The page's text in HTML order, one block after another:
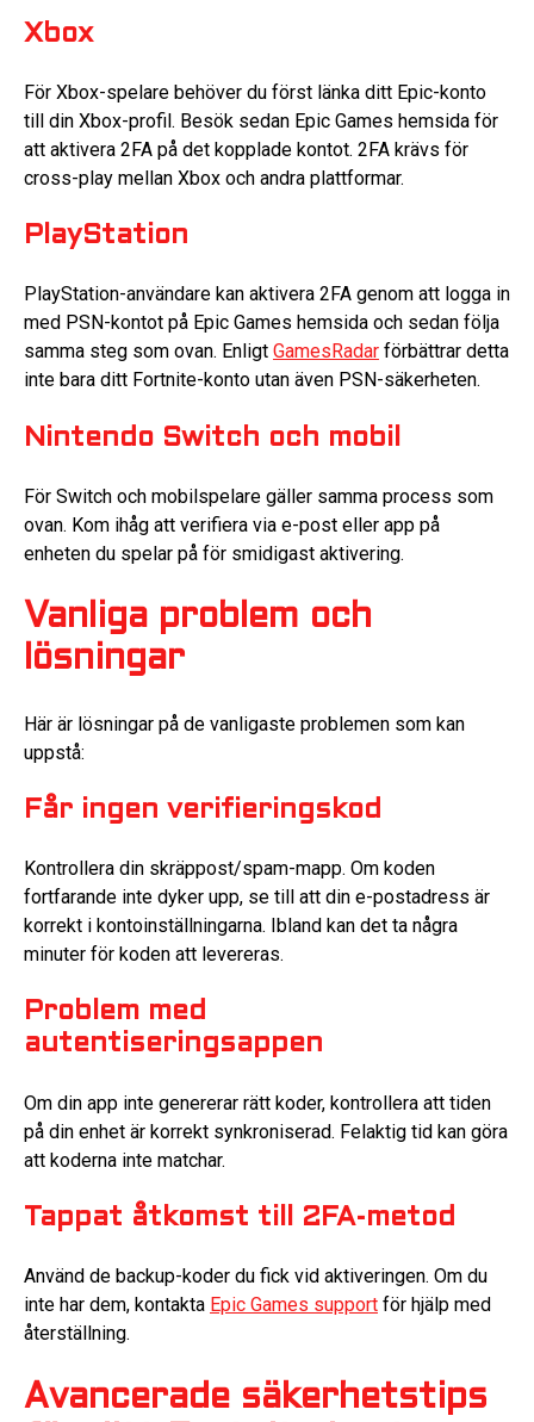
Xbox
För Xbox-spelare behöver du först länka ditt Epic-konto
till din Xbox-profil. Besök sedan Epic Games hemsida för
att aktivera 2FA på det kopplade kontot. 2FA krävs för
cross-play mellan Xbox och andra plattformar.
PlayStation
PlayStation-användare kan aktivera 2FA genom att logga in
med PSN-kontot på Epic Games hemsida och sedan följa
samma steg som ovan. Enligt GamesRadar förbättrar detta
inte bara ditt Fortnite-konto utan även PSN-säkerheten.
Nintendo Switch och mobil
För Switch och mobilspelare gäller samma process som
ovan. Kom ihåg att verifiera via e-post eller app på
enheten du spelar på för smidigast aktivering.
Vanliga problem och
lösningar
Här är lösningar på de vanligaste problemen som kan
uppstå:
Får ingen verifieringskod
Kontrollera din skräppost/spam-mapp. Om koden
fortfarande inte dyker upp, se till att din e-postadress är
korrekt i kontoinställningarna. Ibland kan det ta några
minuter för koden att levereras.
Problem med
autentiseringsappen
Om din app inte genererar rätt koder, kontrollera att tiden
på din enhet är korrekt synkroniserad. Felaktig tid kan göra
att koderna inte matchar.
Tappat åtkomst till 2FA-metod
Använd de backup-koder du fick vid aktiveringen. Om du
inte har dem, kontakta Epic Games support för hjälp med
återställning.
Avancerade säkerhetstips